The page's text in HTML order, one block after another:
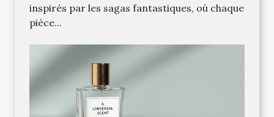
inspirés par les sagas fantastiques, où chaque
pièce...